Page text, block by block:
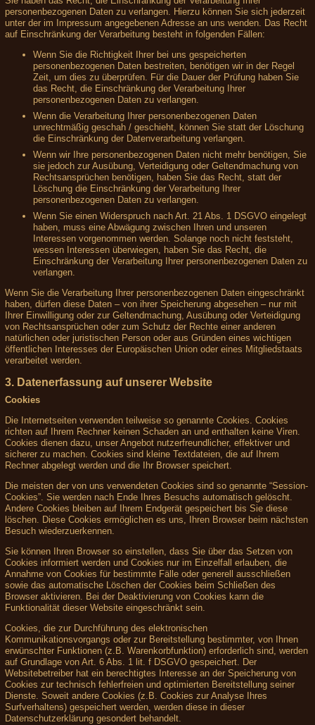
personenbezogenen Daten zu verlangen. Hierzu können Sie sich jederzeit
unter der im Impressum angegebenen Adresse an uns wenden. Das Recht
auf Einschränkung der Verarbeitung besteht in folgenden Fällen:
Wenn Sie die Richtigkeit Ihrer bei uns gespeicherten
personenbezogenen Daten bestreiten, benötigen wir in der Regel
Zeit, um dies zu überprüfen. Für die Dauer der Prüfung haben Sie
das Recht, die Einschränkung der Verarbeitung Ihrer
personenbezogenen Daten zu verlangen.
Wenn die Verarbeitung Ihrer personenbezogenen Daten
unrechtmäßig geschah / geschieht, können Sie statt der Löschung
die Einschränkung der Datenverarbeitung verlangen.
Wenn wir Ihre personenbezogenen Daten nicht mehr benötigen, Sie
sie jedoch zur Ausübung, Verteidigung oder Geltendmachung von
Rechtsansprüchen benötigen, haben Sie das Recht, statt der
Löschung die Einschränkung der Verarbeitung Ihrer
personenbezogenen Daten zu verlangen.
Wenn Sie einen Widerspruch nach Art. 21 Abs. 1 DSGVO eingelegt
haben, muss eine Abwägung zwischen Ihren und unseren
Interessen vorgenommen werden. Solange noch nicht feststeht,
wessen Interessen überwiegen, haben Sie das Recht, die
Einschränkung der Verarbeitung Ihrer personenbezogenen Daten zu
verlangen.
Wenn Sie die Verarbeitung Ihrer personenbezogenen Daten eingeschränkt
haben, dürfen diese Daten – von ihrer Speicherung abgesehen – nur mit
Ihrer Einwilligung oder zur Geltendmachung, Ausübung oder Verteidigung
von Rechtsansprüchen oder zum Schutz der Rechte einer anderen
natürlichen oder juristischen Person oder aus Gründen eines wichtigen
öffentlichen Interesses der Europäischen Union oder eines Mitgliedstaats
verarbeitet werden.
3. Datenerfassung auf unserer Website
Cookies
Die Internetseiten verwenden teilweise so genannte Cookies. Cookies
richten auf Ihrem Rechner keinen Schaden an und enthalten keine Viren.
Cookies dienen dazu, unser Angebot nutzerfreundlicher, effektiver und
sicherer zu machen. Cookies sind kleine Textdateien, die auf Ihrem
Rechner abgelegt werden und die Ihr Browser speichert.
Die meisten der von uns verwendeten Cookies sind so genannte “Session-
Cookies”. Sie werden nach Ende Ihres Besuchs automatisch gelöscht.
Andere Cookies bleiben auf Ihrem Endgerät gespeichert bis Sie diese
löschen. Diese Cookies ermöglichen es uns, Ihren Browser beim nächsten
Besuch wiederzuerkennen.
Sie können Ihren Browser so einstellen, dass Sie über das Setzen von
Cookies informiert werden und Cookies nur im Einzelfall erlauben, die
Annahme von Cookies für bestimmte Fälle oder generell ausschließen
sowie das automatische Löschen der Cookies beim Schließen des
Browser aktivieren. Bei der Deaktivierung von Cookies kann die
Funktionalität dieser Website eingeschränkt sein.
Cookies, die zur Durchführung des elektronischen
Kommunikationsvorgangs oder zur Bereitstellung bestimmter, von Ihnen
erwünschter Funktionen (z.B. Warenkorbfunktion) erforderlich sind, werden
auf Grundlage von Art. 6 Abs. 1 lit. f DSGVO gespeichert. Der
Websitebetreiber hat ein berechtigtes Interesse an der Speicherung von
Cookies zur technisch fehlerfreien und optimierten Bereitstellung seiner
Dienste. Soweit andere Cookies (z.B. Cookies zur Analyse Ihres
Surfverhaltens) gespeichert werden, werden diese in dieser
Datenschutzerklärung gesondert behandelt.